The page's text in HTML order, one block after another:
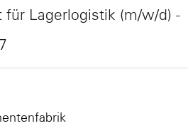
für Lagerlogistik (m/w/d) -